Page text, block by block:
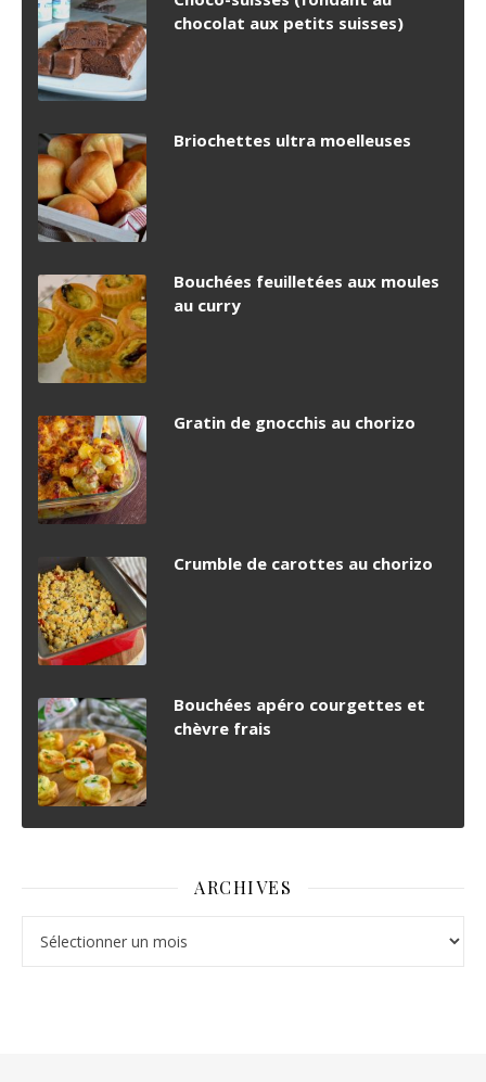
chocolat aux petits suisses)
Briochettes ultra moelleuses
Bouchées feuilletées aux moules
au curry
Gratin de gnocchis au chorizo
Crumble de carottes au chorizo
Bouchées apéro courgettes et
chèvre frais
ARCHIVES